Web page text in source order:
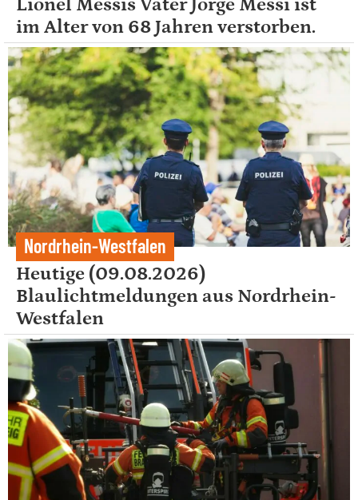
im Alter von 68 Jahren verstorben.
Nordrhein-Westfalen
Heutige (09.08.2026)
Blaulichtmeldungen aus Nordrhein-
Westfalen